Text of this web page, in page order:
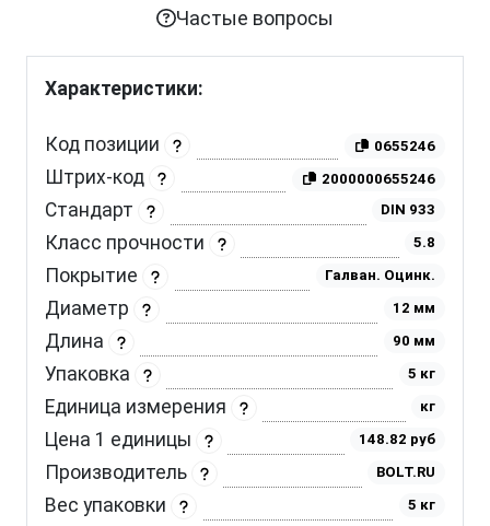
Частые вопросы
Характеристики:
Код позиции 0655246
Штрих-код 2000000655246
Стандарт DIN 933
Класс прочности 5.8
Покрытие Галван. Оцинк.
Диаметр 12 мм
Длина 90 мм
Упаковка 5 кг
Единица измерения кг
Цена 1 единицы 148.82 руб
Производитель BOLT.RU
Вес упаковки 5 кг